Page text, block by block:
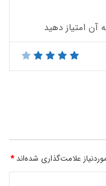
آن امتیاز دهید
علامت‌گذاری شده‌اند*